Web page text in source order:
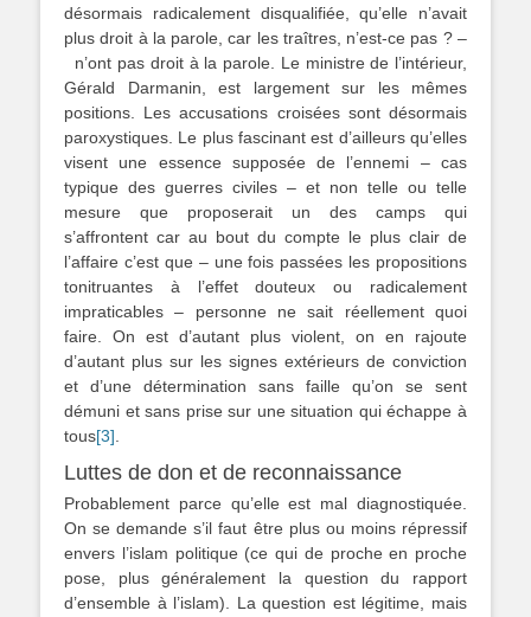
désormais radicalement disqualifiée, qu’elle n’avait
plus droit à la parole, car les traîtres, n’est-ce pas ? –
n’ont pas droit à la parole. Le ministre de l’intérieur,
Gérald Darmanin, est largement sur les mêmes
positions. Les accusations croisées sont désormais
paroxystiques. Le plus fascinant est d’ailleurs qu’elles
visent une essence supposée de l’ennemi – cas
typique des guerres civiles – et non telle ou telle
mesure que proposerait un des camps qui
s’affrontent car au bout du compte le plus clair de
l’affaire c’est que – une fois passées les propositions
tonitruantes à l’effet douteux ou radicalement
impraticables – personne ne sait réellement quoi
faire. On est d’autant plus violent, on en rajoute
d’autant plus sur les signes extérieurs de conviction
et d’une détermination sans faille qu’on se sent
démuni et sans prise sur une situation qui échappe à
tous[3]
Luttes de don et de reconnaissance
Probablement parce qu’elle est mal diagnostiquée.
On se demande s’il faut être plus ou moins répressif
envers l’islam politique (ce qui de proche en proche
pose, plus généralement la question du rapport
d’ensemble à l’islam). La question est légitime, mais